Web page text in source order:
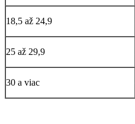
18,5 až 24,9
25 až 29,9
30 a viac